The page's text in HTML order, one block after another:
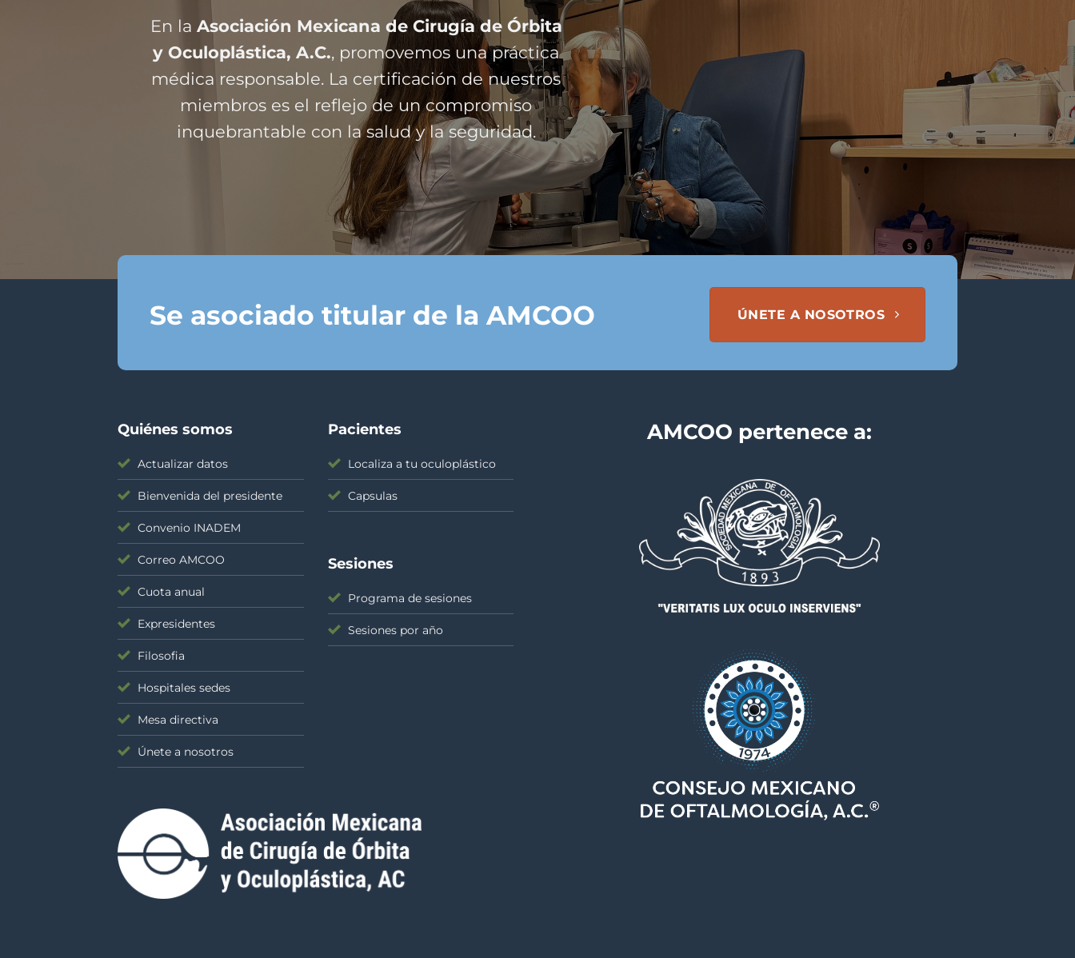
En la Asociación Mexicana de Cirugía de Órbita
y Oculoplástica, A.C., promovemos una práctica
médica responsable. La certificación de nuestros
miembros es el reflejo de un compromiso
inquebrantable con la salud y la seguridad.
Se asociado titular de la AMCOO ÚNETE A NOSOTROS
Quiénes somos
Actualizar datos
Bienvenida del presidente
Convenio INADEM
Correo AMCOO
Cuota anual
Expresidentes
Filosofia
Hospitales sedes
Mesa directiva
Únete a nosotros
Pacientes
Localiza a tu oculoplástico
Capsulas
Sesiones
Programa de sesiones
Sesiones por año
AMCOO pertenece a: